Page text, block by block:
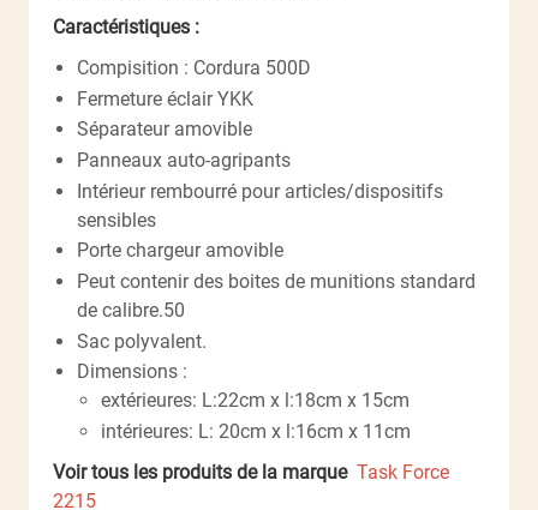
Caractéristiques :
Compisition : Cordura 500D
Fermeture éclair YKK
Séparateur amovible
Panneaux auto-agripants
Intérieur rembourré pour articles/dispositifs
sensibles
Porte chargeur amovible
Peut contenir des boites de munitions standard
de calibre.50
Sac polyvalent.
Dimensions :
extérieures: L:22cm x l:18cm x 15cm
intérieures: L: 20cm x l:16cm x 11cm
Voir tous les produits de la marque Task Force
2215